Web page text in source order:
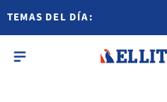
TEMAS DEL DÍA: